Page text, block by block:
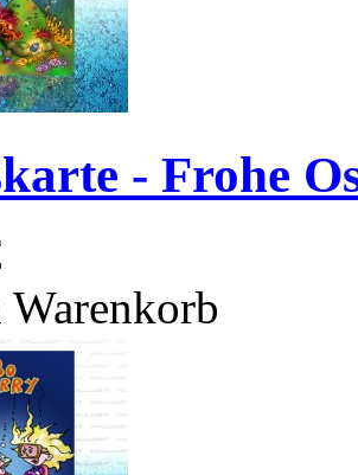
- Frohe
Warenkorb